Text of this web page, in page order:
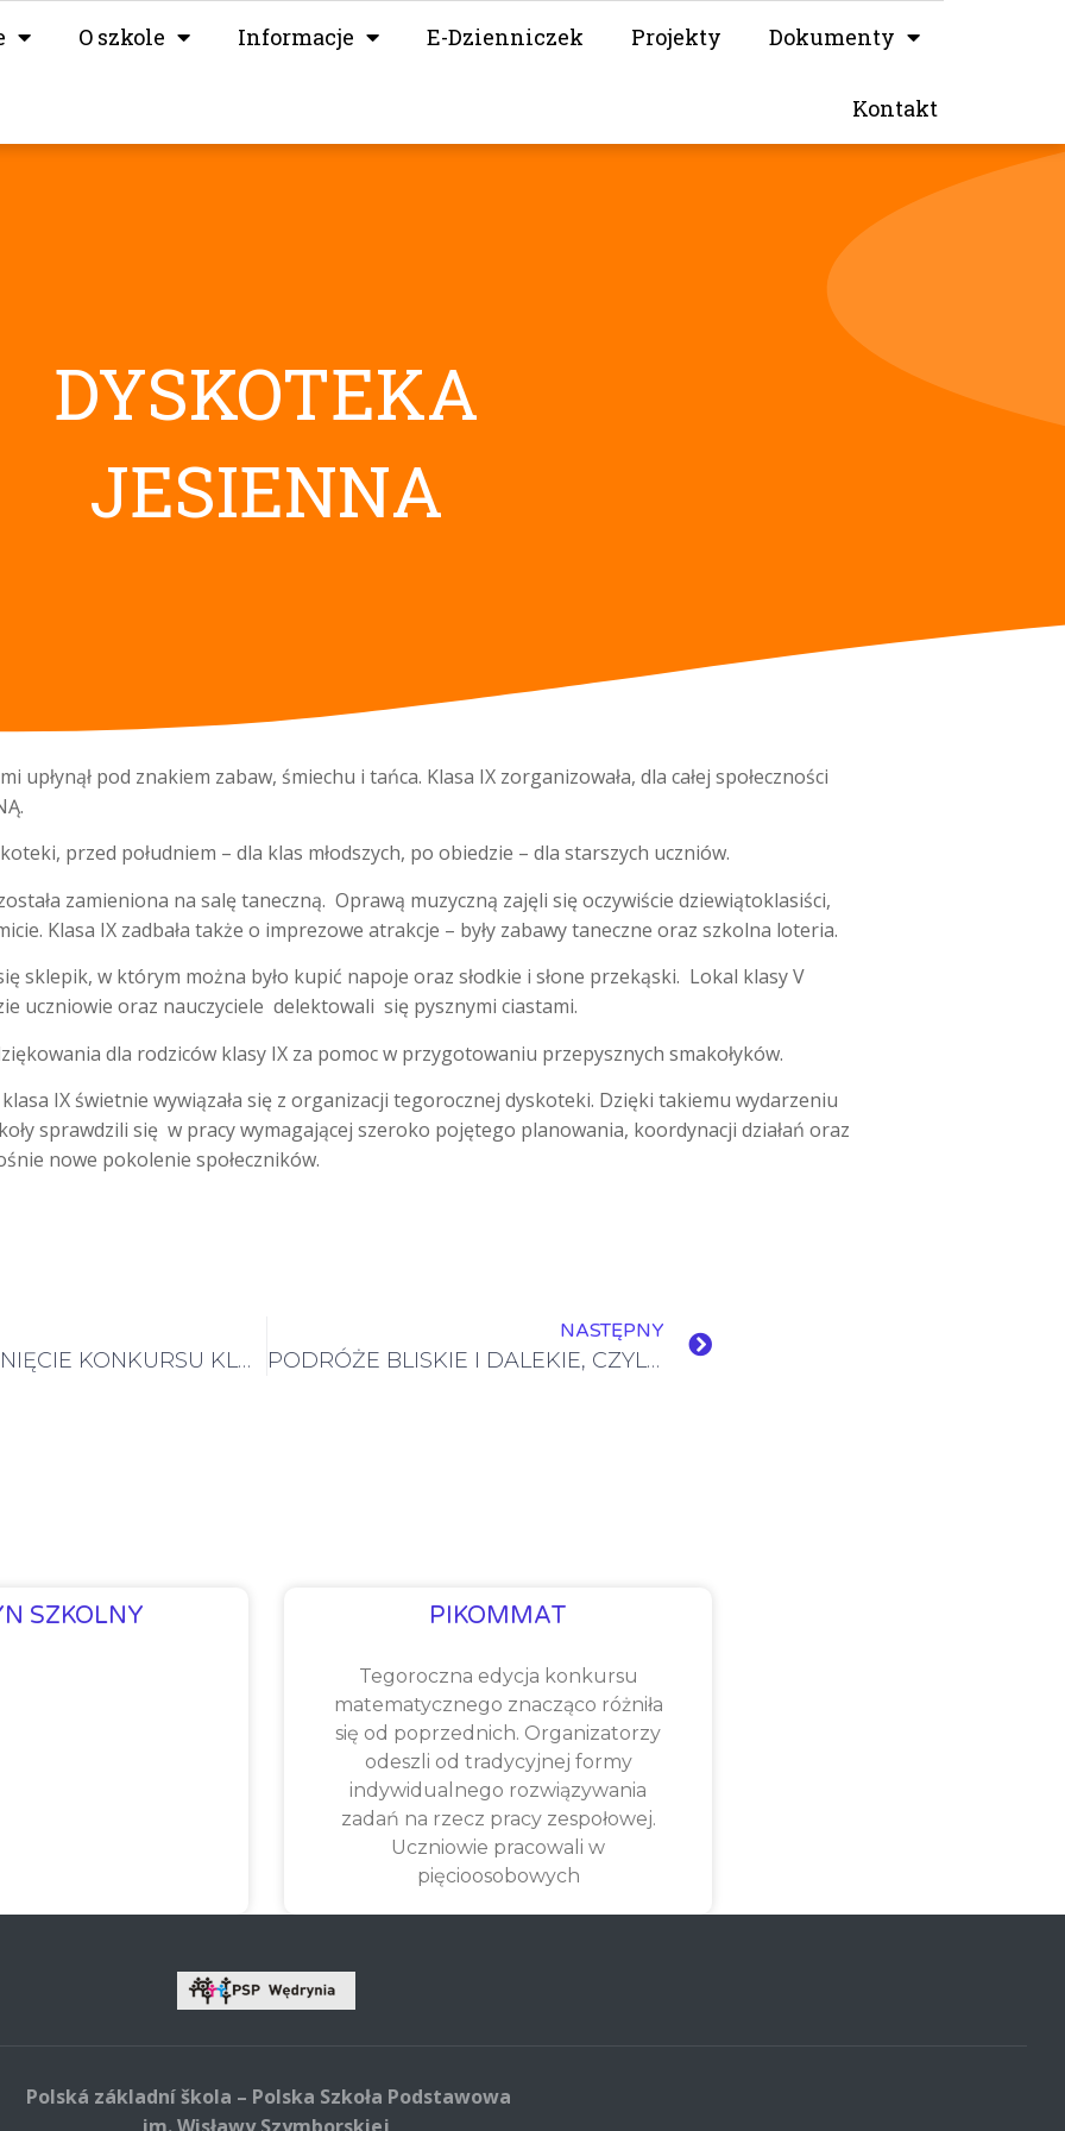
O szkole Informacje E-Dzienniczek Projekty Dokumenty
Kontakt
DYSKOTEKA
JESIENNA
upłynął pod znakiem zabaw, śmiechu i tańca. Klasa IX zorganizowała, dla całej społeczności
przed południem – dla klas młodszych, po obiedzie – dla starszych uczniów.
zamieniona na salę taneczną. Oprawą muzyczną zajęli się oczywiście dziewiątoklasiści,
Klasa IX zadbała także o imprezowe atrakcje – były zabawy taneczne oraz szkolna loteria.
sklepik, w którym można było kupić napoje oraz słodkie i słone przekąski. Lokal klasy V
uczniowie oraz nauczyciele delektowali się pysznymi ciastami.
dla rodziców klasy IX za pomoc w przygotowaniu przepysznych smakołyków.
IX świetnie wywiązała się z organizacji tegorocznej dyskoteki. Dzięki takiemu wydarzeniu
sprawdzili się w pracy wymagającej szeroko pojętego planowania, koordynacji działań oraz
rośnie nowe pokolenie społeczników.
ROZSTRZYGNIĘCIE KONKURSU KLUBU PODRÓŻNIKA „ZA OKNEM”
NASTĘPNY
PODRÓŻE BLISKIE I DALEKIE, CZYLI DZIEŃ JĘZYKÓW EUROPEJSKICH W NASZEJ SZKOLE
SZKOLNY PIKOMMAT
Tegoroczna edycja konkursu
matematycznego znacząco różniła
się od poprzednich. Organizatorzy
odeszli od tradycyjnej formy
indywidualnego rozwiązywania
zadań na rzecz pracy zespołowej.
Uczniowie pracowali w
pięcioosobowych
Polská základní škola – Polska Szkoła Podstawowa